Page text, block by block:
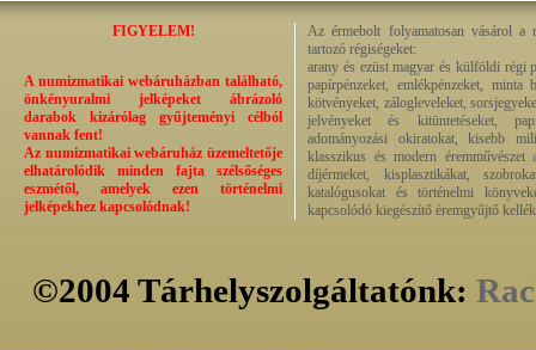
FIGYELEM!
A numizmatikai webáruházban található,
önkényuralmi jelképeket ábrázoló
darabok kizárólag gyűjteményi célból
vannak fent!
Az numizmatikai webáruház üzemeltetője
elhatárolódik minden fajta szélsőséges
eszmétől, amelyek ezen történelmi
jelképekhez kapcsolódnak!
Az érmebolt folyamatosan vásárol a
tartozó régiségeket:
arany és ezüst magyar és külföldi régi
papírpénzeket, emlékpénzeket, minta
kötvényeket, zálogleveleket,
jelvényeket és kitüntetéseket,
adományozási okiratokat, kisebb
klasszikus és modern éremművészet
díjérmeket, kisplasztikákat,
katalógusokat és történelmi
kapcsolódó kiegészítő éremgyűjtő
©2004 Tárhelyszolgáltatónk: